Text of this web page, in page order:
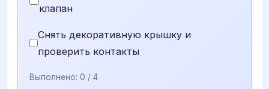
клапан
Снять декоративную крышку и
проверить контакты
Выполнено: 0 / 4